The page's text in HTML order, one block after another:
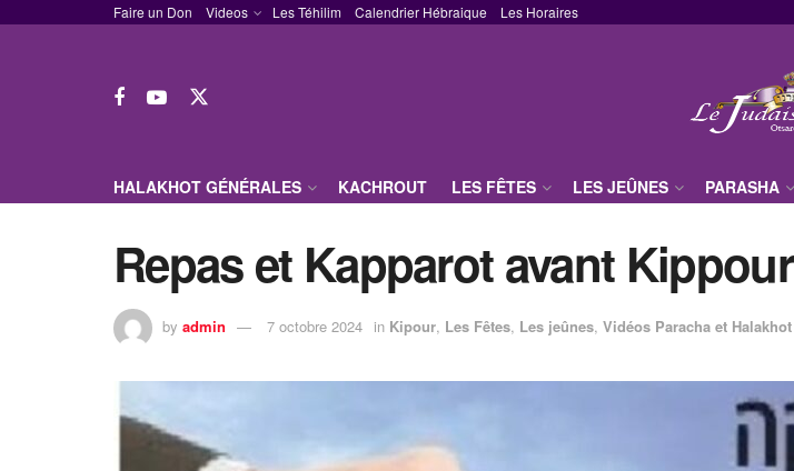
Faire un Don Videos Les Téhilim Calendrier Hébraique Les Horaires
HALAKHOT GÉNÉRALES KACHROUT LES FÊTES LES JEÛNES PARASHA
Repas et Kapparot avant Kippour
by admin 7 octobre 2024 in Kipour, Les Fêtes, Les jeûnes, Vidéos Paracha et Halakhot